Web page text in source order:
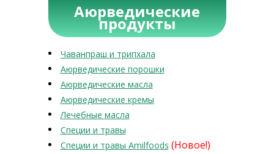
Аюрведические
продукты
Чаванпраш и трипхала
Аюрведические порошки
Аюрведические масла
Аюрведические кремы
Лечебные масла
Специи и травы
Специи и травы Amilfoods (Новое!)